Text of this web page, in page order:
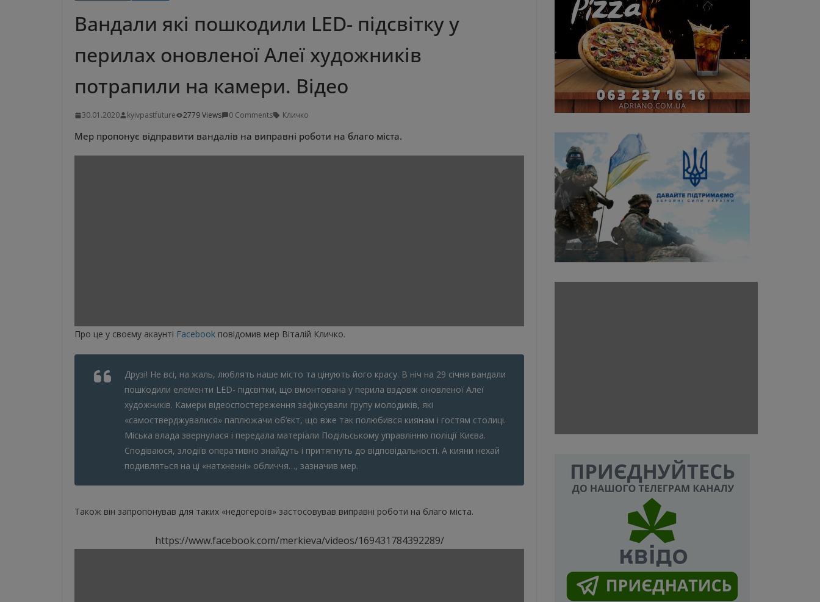
Вандали які пошкодили LED- підсвітку у
перилах оновленої Алеї художників
потрапили на камери. Відео
30.01.2020 kyivpastfuture 2779 Views 0 Comments Кличко
Мер пропонує відправити вандалів на виправні роботи на благо міста.
Про це у своєму акаунті Facebook повідомив мер Віталій Кличко.
Друзі! Не всі, на жаль, люблять наше місто та цінують його красу. В ніч на 29 січня вандали
пошкодили елементи LED- підсвітки, що вмонтована у перила вздовж оновленої Алеї
художників. Камери відеоспостереження зафіксували групу молодиків, які
«самостверджувалися» паплюжачи об‘єкт, що вже так полюбився киянам і гостям столиці.
Міська влада звернулася і передала матеріали Подільському управлінню поліції Києва.
Сподіваюся, злодіїв оперативно знайдуть і притягнуть до відповідальності. А кияни нехай
подивляться на ці «натхненні» обличчя…, зазначив мер.
Також він запропонував для таких «недогероїв» застосовував виправні роботи на благо міста.
https://www.facebook.com/merkieva/videos/169431784392289/